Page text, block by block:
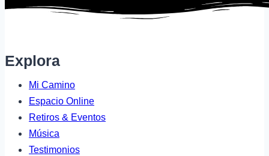
Explora
Mi Camino
Espacio Online
Retiros & Eventos
Música
Testimonios